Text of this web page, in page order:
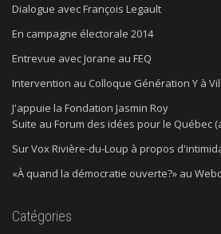
Dialogue avec François Legault
En campagne électorale 2014
Entrevue avec Jorane au FEQ
Intervention au Colloque Génération Y à
J'appuie la Fondation Jasmin Roy
Suite au Forum des idées pour le Québec
Sur Vox Rivière-du-Loup à propos
«À quand la démocratie ouverte?» au
Catégories